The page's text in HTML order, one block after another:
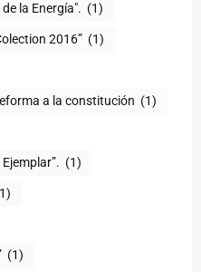
la Energía". (1)
2016” (1)
a la constitución (1)
(1)
(1)